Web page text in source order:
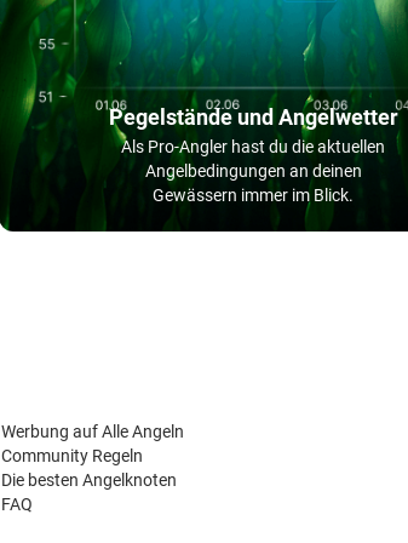
Pegelstände und Angelwetter
Als Pro-Angler hast du die aktuellen
Angelbedingungen an deinen
Gewässern immer im Blick.
Werbung auf Alle Angeln
Community Regeln
Die besten Angelknoten
FAQ